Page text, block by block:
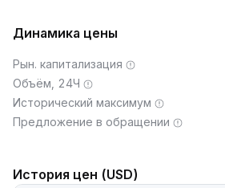
Динамика цены
Рын. капитализация
Объём, 24Ч
Исторический максимум
Предложение в обращении
История цен (USD)